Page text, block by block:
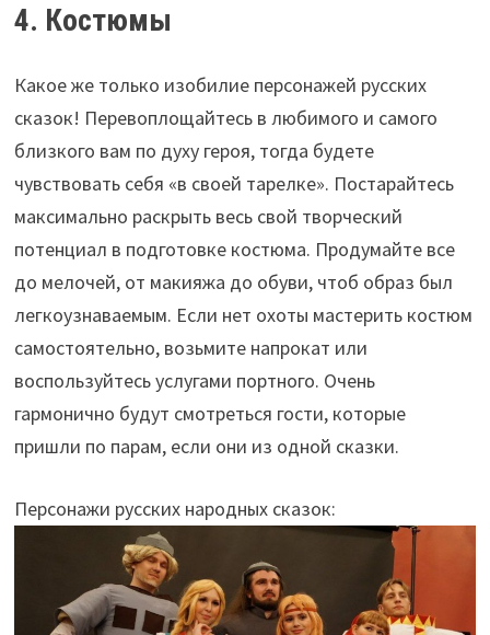
4. Костюмы
Какое же только изобилие персонажей русских
сказок! Перевоплощайтесь в любимого и самого
близкого вам по духу героя, тогда будете
чувствовать себя «в своей тарелке». Постарайтесь
максимально раскрыть весь свой творческий
потенциал в подготовке костюма. Продумайте все
до мелочей, от макияжа до обуви, чтоб образ был
легкоузнаваемым. Если нет охоты мастерить костюм
самостоятельно, возьмите напрокат или
воспользуйтесь услугами портного. Очень
гармонично будут смотреться гости, которые
пришли по парам, если они из одной сказки.
Персонажи русских народных сказок: